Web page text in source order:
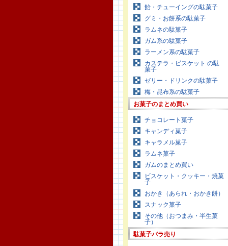
飴・チューイングの駄菓子
グミ・お餅系の駄菓子
ラムネの駄菓子
ガム系の駄菓子
ラーメン系の駄菓子
カステラ・ビスケット の駄
菓子
ゼリー・ドリンクの駄菓子
梅・昆布系の駄菓子
お菓子のまとめ買い
チョコレート菓子
キャンディ菓子
キャラメル菓子
ラムネ菓子
ガムのまとめ買い
ビスケット・クッキー・焼菓
子
おかき（あられ・おかき餅）
スナック菓子
その他（おつまみ・半生菓
子）
駄菓子バラ売り